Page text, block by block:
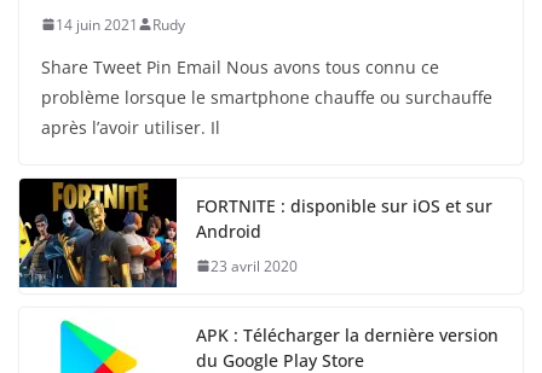
14 juin 2021 Rudy
Share Tweet Pin Email Nous avons tous connu ce
problème lorsque le smartphone chauffe ou surchauffe
après l’avoir utiliser. Il
FORTNITE : disponible sur iOS et sur
Android
23 avril 2020
APK : Télécharger la dernière version
du Google Play Store